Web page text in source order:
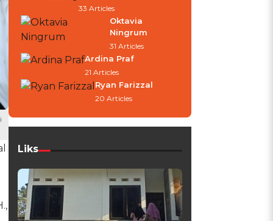
33 Articles
Oktavia
Ningrum
31 Articles
Ardina Praf
21 Articles
Ryan Farizzal
20 Articles
Liks